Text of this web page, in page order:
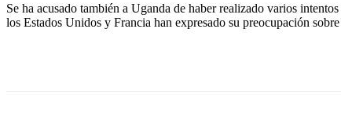
Se ha acusado también a Uganda de haber realizado varios
los Estados Unidos y Francia han expresado su preocupación